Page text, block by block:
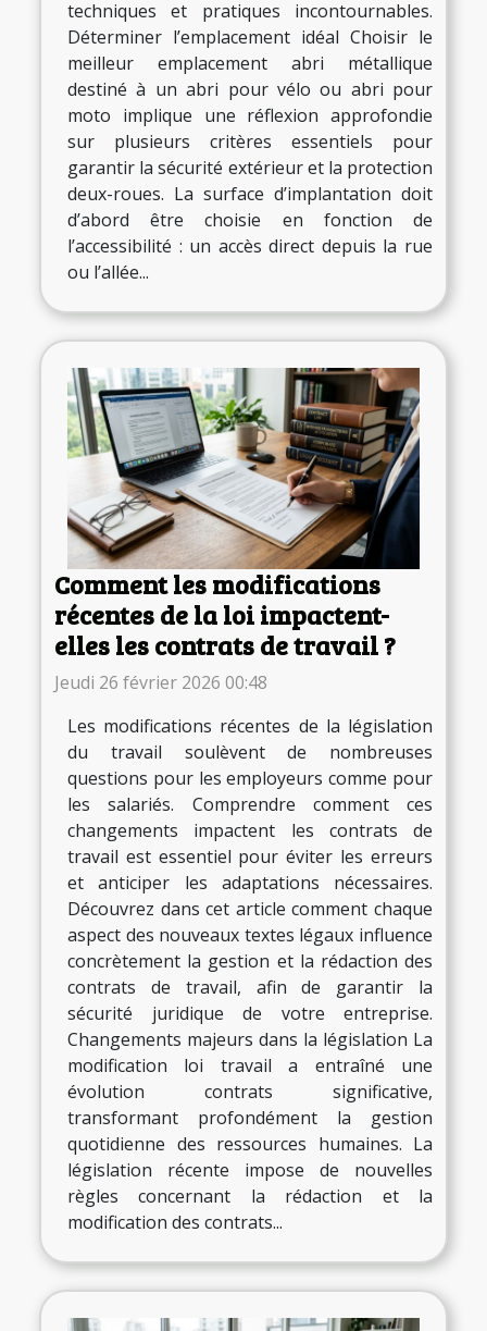
techniques et pratiques incontournables.
Déterminer l’emplacement idéal Choisir le
meilleur emplacement abri métallique
destiné à un abri pour vélo ou abri pour
moto implique une réflexion approfondie
sur plusieurs critères essentiels pour
garantir la sécurité extérieur et la protection
deux-roues. La surface d’implantation doit
d’abord être choisie en fonction de
l’accessibilité : un accès direct depuis la rue
ou l’allée...
Comment les modifications
récentes de la loi impactent-
elles les contrats de travail ?
Jeudi 26 février 2026 00:48
Les modifications récentes de la législation
du travail soulèvent de nombreuses
questions pour les employeurs comme pour
les salariés. Comprendre comment ces
changements impactent les contrats de
travail est essentiel pour éviter les erreurs
et anticiper les adaptations nécessaires.
Découvrez dans cet article comment chaque
aspect des nouveaux textes légaux influence
concrètement la gestion et la rédaction des
contrats de travail, afin de garantir la
sécurité juridique de votre entreprise.
Changements majeurs dans la législation La
modification loi travail a entraîné une
évolution contrats significative,
transformant profondément la gestion
quotidienne des ressources humaines. La
législation récente impose de nouvelles
règles concernant la rédaction et la
modification des contrats...